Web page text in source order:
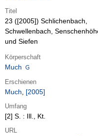
Titel
23 ([2005]) Schlichenbach,
Schwellenbach,
und Siefen
Körperschaft
Much
Erschienen
Much, [2005]
Umfang
[2] S. : Ill., Kt.
URL